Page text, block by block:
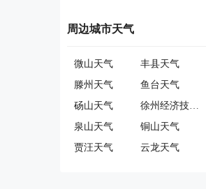
周边城市天气
微山天气 丰县天气
滕州天气
鱼台天气
砀山天气
徐州经济技术开发区天气
泉山天气
铜山天气
贾汪天气
云龙天气